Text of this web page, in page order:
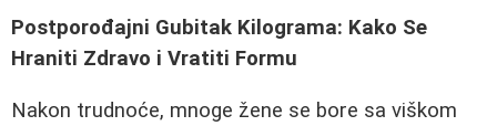
Postporođajni Gubitak Kilograma: Kako Se
Hraniti Zdravo i Vratiti Formu
Nakon trudnoće, mnoge žene se bore sa viškom